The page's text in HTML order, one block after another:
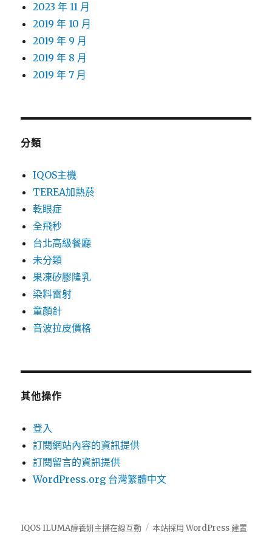
2023 年 11 月
2019 年 10 月
2019 年 9 月
2019 年 8 月
2019 年 7 月
分類
IQOS主機
TEREA加熱菸
乾眼症
全飛秒
台北高級餐廳
未分類
果凍矽膠隆乳
染料雷射
童顏針
音波拉皮價格
其他操作
登入
訂閱網站內容的資訊提供
訂閱留言的資訊提供
WordPress.org 台灣繁體中文
IQOS ILUMA醇養妍主播在線互動 本站採用 WordPress 建置